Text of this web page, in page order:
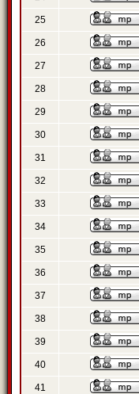
25
26
27
28
29
30
31
32
33
34
35
36
37
38
39
40
41